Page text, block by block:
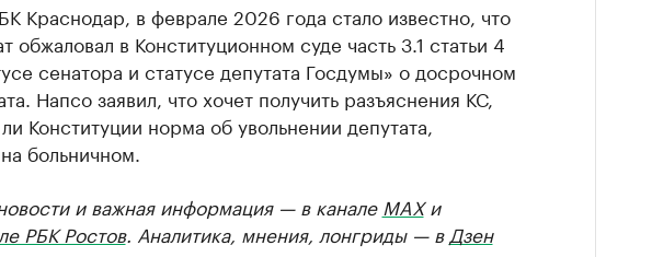
Краснодар, в феврале 2026 года стало известно, что
обжаловал в Конституционном суде часть 3.1 статьи 4
сенатора и статусе депутата Госдумы» о досрочном
Напсо заявил, что хочет получить разъяснения КС,
Конституции норма об увольнении депутата,
больничном.
и важная информация — в канале MAXи
РБК Ростов. Аналитика, мнения, лонгриды — в Дзен